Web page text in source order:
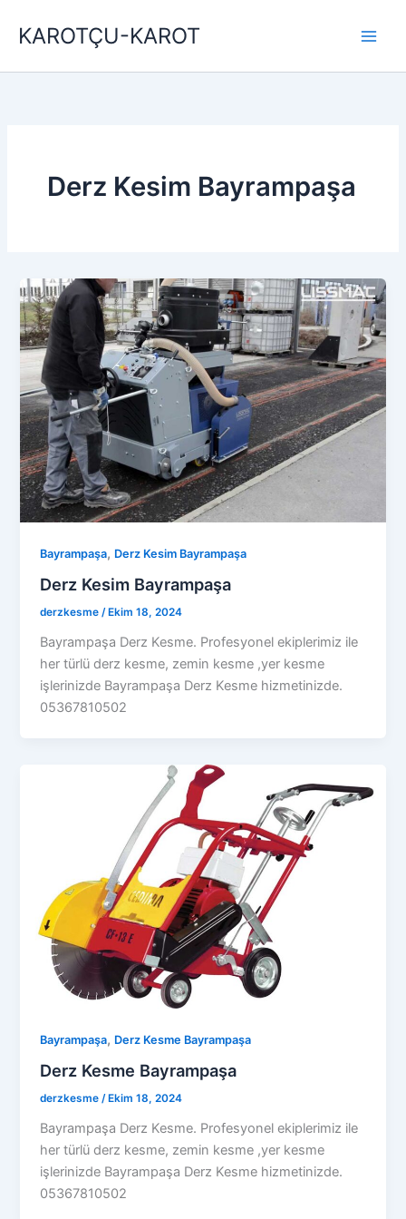
atlaKAROTÇU-KAROT
Derz Kesim Bayrampaşa
Bayrampaşa, Derz Kesim Bayrampaşa
Derz Kesim Bayrampaşa
derzkesme/ Ekim 18, 2024
Bayrampaşa Derz Kesme. Profesyonel ekiplerimiz ile
her türlü derz kesme, zemin kesme ,yer kesme
işlerinizde Bayrampaşa Derz Kesme hizmetinizde.
05367810502
Bayrampaşa, Derz Kesme Bayrampaşa
Derz Kesme Bayrampaşa
derzkesme/ Ekim 18, 2024
Bayrampaşa Derz Kesme. Profesyonel ekiplerimiz ile
her türlü derz kesme, zemin kesme ,yer kesme
işlerinizde Bayrampaşa Derz Kesme hizmetinizde.
05367810502